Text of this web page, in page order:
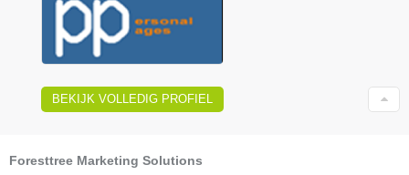
BEKIJK VOLLEDIG PROFIEL
Foresttree Marketing Solutions